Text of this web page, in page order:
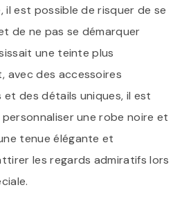
il est possible de risquer de se
de ne pas se démarquer
une teinte plus
avec des accessoires
des détails uniques, il est
une robe noire et
tenue élégante et
les regards admiratifs lors